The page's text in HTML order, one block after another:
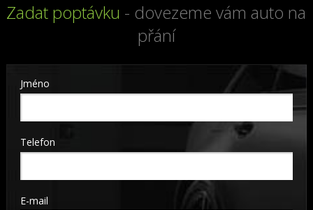
Zadat poptávku - dovezeme vám auto na
přání
Jméno
Telefon
E-mail